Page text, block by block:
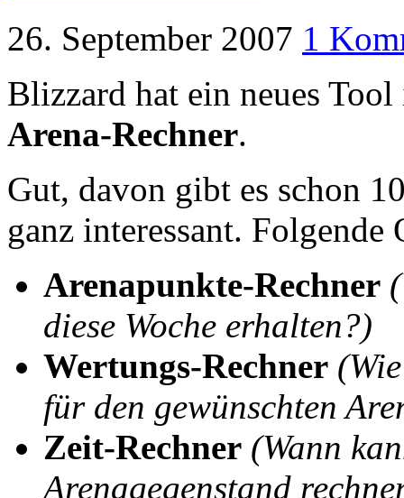
26. September 2007 1
Blizzard hat ein neues
Arena-Rechner.
Gut, davon gibt es schon
ganz interessant. Folgende
Arenapunkte-Rechner
diese Woche erhalten?)
Wertungs-Rechner
für den gewünschten
Zeit-Rechner (Wann
Arenagegenstand